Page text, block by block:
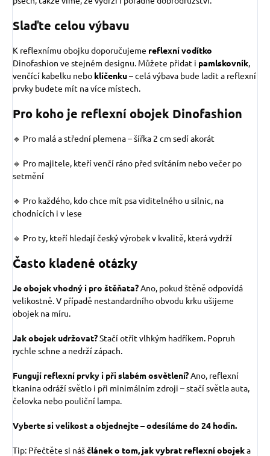
Slaďte celou výbavu
K reflexnímu obojku doporučujeme reflexní vodítko
Dinofashion ve stejném designu. Můžete přidat i pamlskovník
venčící kabelku nebo klíčenku– celá výbava bude ladit a reflexní
prvky budete mít na více místech.
Pro koho je reflexní obojek Dinofashion
🔹 Pro malá a střední plemena – šířka 2 cm sedí akorát
🔹 Pro majitele, kteří venčí ráno před svítáním nebo večer po
setmění
🔹 Pro každého, kdo chce mít psa viditelného u silnic, na
chodnících i v lese
🔹 Pro ty, kteří hledají český výrobek v kvalitě, která vydrží
Často kladené otázky
Je obojek vhodný i pro štěňata? Ano, pokud štěně odpovídá
velikostně. V případě nestandardního obvodu krku ušijeme
obojek na míru.
Jak obojek udržovat?Stačí otřít vlhkým hadříkem. Popruh
rychle schne a nedrží zápach.
Fungují reflexní prvky i při slabém osvětlení? Ano, reflexní
tkanina odráží světlo i při minimálním zdroji – stačí světla auta,
čelovka nebo pouliční lampa.
Vyberte si velikost a objednejte – odesíláme do 24 hodin.
Tip: Přečtěte si náščlánek o tom, jak vybrat reflexní obojeka